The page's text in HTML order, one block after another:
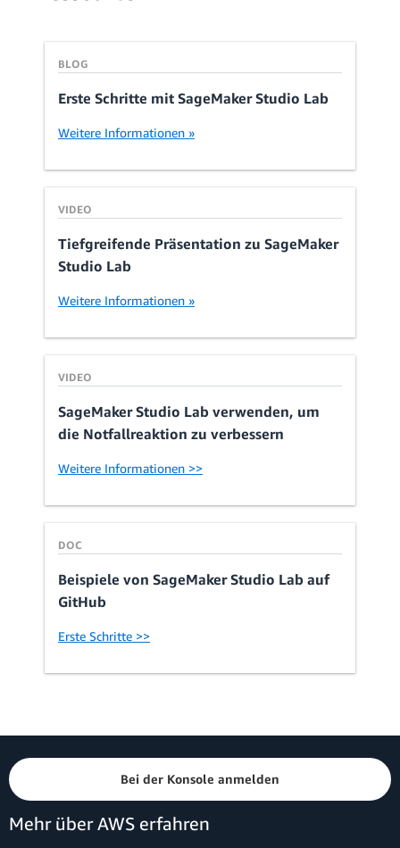
BLOG
Erste Schritte mit SageMaker Studio Lab
Weitere Informationen »
VIDEO
Tiefgreifende Präsentation zu SageMaker
Studio Lab
Weitere Informationen »
VIDEO
SageMaker Studio Lab verwenden, um
die Notfallreaktion zu verbessern
Weitere Informationen >>
DOC
Beispiele von SageMaker Studio Lab auf
GitHub
Erste Schritte >>
Bei der Konsole anmelden
Mehr über AWS erfahren